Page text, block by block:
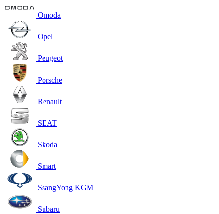
Omoda
Opel
Peugeot
Porsche
Renault
SEAT
Skoda
Smart
SsangYong KGM
Subaru